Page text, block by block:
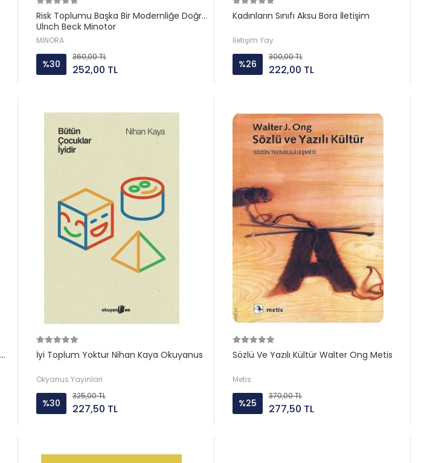
Risk Toplumu Başka Bir Modernliğe Doğru
Ulrıch Beck Minotor
MİNORA
%30
360,00 TL
252,00 TL
Kadınların Sınıfı Aksu Bora İletişim
İletişim Yay
%26
300,00 TL
222,00 TL
İyi Toplum Yoktur Nihan Kaya Okuyanus
Okyanus Yayinlari
%30
325,00 TL
227,50 TL
Sözlü Ve Yazılı Kültür Walter Ong Metis
Metis
%25
370,00 TL
277,50 TL